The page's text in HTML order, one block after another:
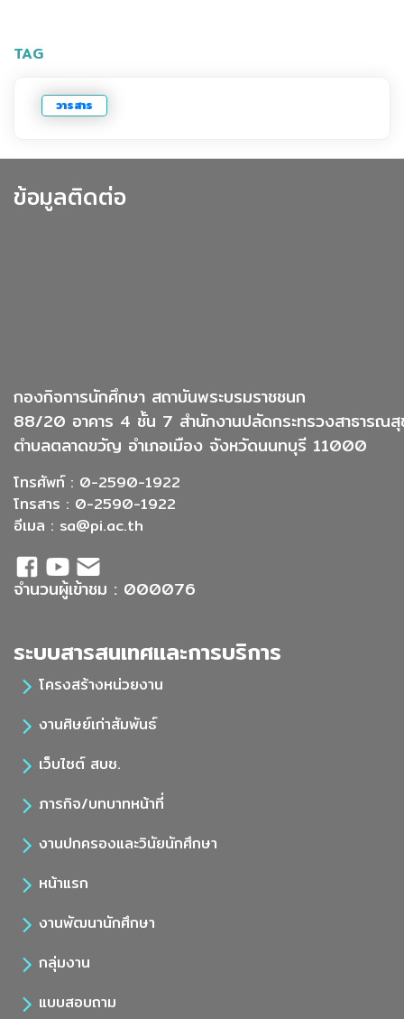
TAG
วารสาร
ข้อมูลติดต่อ
กองกิจการนักศึกษา สถาบันพระบรมราชชนก
88/20 อาคาร 4 ชั้น 7 สำนักงานปลัดกระทรวงสาธารณ
ตำบลตลาดขวัญ อำเภอเมือง จังหวัดนนทบุรี 11000
โทรศัพท์ : 0-2590-1922
โทรสาร : 0-2590-1922
อีเมล : sa@pi.ac.th
จำนวนผู้เข้าชม : 000076
ระบบสารสนเทศและการบริการ
โครงสร้างหน่วยงาน
งานศิษย์เก่าสัมพันธ์
เว็บไซต์ สบช.
ภารกิจ/บทบาทหน้าที่
งานปกครองและวินัยนักศึกษา
หน้าแรก
งานพัฒนานักศึกษา
กลุ่มงาน
แบบสอบถาม